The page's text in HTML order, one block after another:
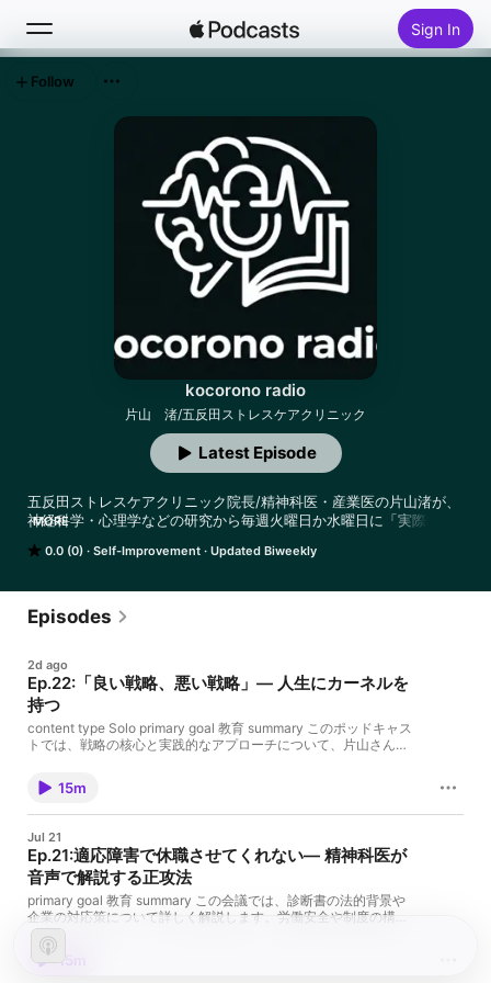
Sign In
kocorono radio
片山 渚/五反田ストレスケアクリニック
0.0 (0) Self-Improvement Updated Biweekly
五反田ストレスケアクリニック院長/精神科医・産業医の片山渚が、
神経科学・心理学などの研究から毎週火曜日か水曜日に「実際に使
睡眠の質、ストレス耐性、集中力、比較疲れ──日常のパフォーマン
医学論文だけでなく、自己実験や読書で見つけた「意外と効く小さ
な工夫」も紹介。診察室では語れない、より良く生きるための実践
的な知見をシェアします。
MORE
Latest Episode
Follow
Episodes
2d ago
Ep.22:「良い戦略、悪い戦略」— 人生にカーネルを
持つ
content type Solo primary goal 教育 summary このポッドキャス
トでは、戦略の核心と実践的なアプローチについて、片山さんが
ジネス戦略に役立つ具体的な方法を学びましょう。 keywords 戦
略,自己改善,ビジネス,リチャード・ル・メルト,診断,行動計画 key
topics 戦略の核心はやらないことを決めること カーネル（核）と
その見極め方 自己改善とビジネスにおける戦略の応用 guest
name 片山渚 Titles 戦略の核心：何をやらないかを決める重要性
リチャード・ル・メルトの戦略論：核と診断の力 sound bites "外
からの視点も重要です" "状況に応じて診断をやり直す" "戦略は動
的なプロセスです" Chapters 00:00 新年の目標と戦略的思考
08:03 自分の人生にカーネルを作る resources リチャード＝P＝
ルメルト『良い戦略、悪い戦略』 -
15m
Jul 21
Ep.21:適応障害で休職させてくれない— 精神科医が
音声で解説する正攻法
primary goal 教育 summary この会議では、診断書の法的背景や
企業の対応策について詳しく解説します。労働安全や制度の構造
的問題を理解し、具体的なアクションを提案します。 keywords
診断書,労働安全,制度,企業対応,労働法 key topics 診断書は命令書
ではない 労働契約法第5条と安全配慮義務 企業の制度と構造的問
15m